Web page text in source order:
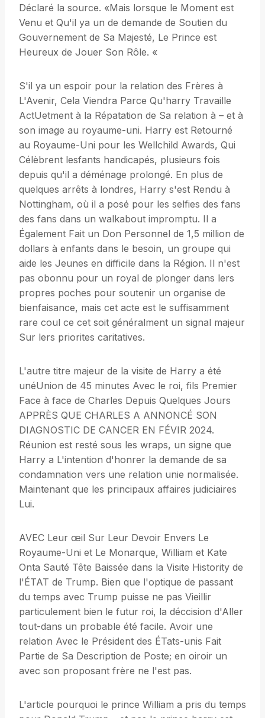
Déclaré la source. «Mais lorsque le Moment est
Venu et Qu'il ya un de demande de Soutien du
Gouvernement de Sa Majesté, Le Prince est
Heureux de Jouer Son Rôle. «
S'il ya un espoir pour la relation des Frères à
L'Avenir, Cela Viendra Parce Qu'harry Travaille
ActUetment à la Répatation de Sa relation à – et à
son image au royaume-uni. Harry est Retourné
au Royaume-Uni pour les Wellchild Awards, Qui
Célèbrent lesfants handicapés, plusieurs fois
depuis qu'il a déménage prolongé. En plus de
quelques arrêts à londres, Harry s'est Rendu à
Nottingham, où il a posé pour les selfies des fans
des fans dans un walkabout impromptu. Il a
Également Fait un Don Personnel de 1,5 million de
dollars à enfants dans le besoin, un groupe qui
aide les Jeunes en difficile dans la Région. Il n'est
pas obonnu pour un royal de plonger dans lers
propres poches pour soutenir un organise de
bienfaisance, mais cet acte est le suffisamment
rare coul ce cet soit généralment un signal majeur
Sur lers priorites caritatives.
L'autre titre majeur de la visite de Harry a été
unéUnion de 45 minutes Avec le roi, fils Premier
Face à face de Charles Depuis Quelques Jours
APPRÈS QUE CHARLES A ANNONCÉ SON
DIAGNOSTIC DE CANCER EN FÉVIR 2024.
Réunion est resté sous les wraps, un signe que
Harry a L'intention d'honrer la demande de sa
condamnation vers une relation unie normalisée.
Maintenant que les principaux affaires judiciaires
Lui.
AVEC Leur œil Sur Leur Devoir Envers Le
Royaume-Uni et Le Monarque, William et Kate
Onta Sauté Tête Baissée dans la Visite Histority de
l'ÉTAT de Trump. Bien que l'optique de passant
du temps avec Trump puisse ne pas Vieillir
particulement bien le futur roi, la déccision d'Aller
tout-dans un probable été facile. Avoir une
relation Avec le Président des ÉTats-unis Fait
Partie de Sa Description de Poste; en oiroir un
avec son proposant frère ne l'est pas.
L'article pourquoi le prince William a pris du temps